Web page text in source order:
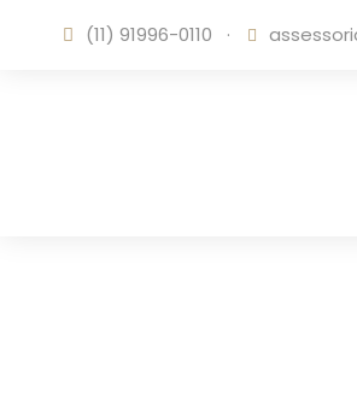
(11) 91996-0110 ·